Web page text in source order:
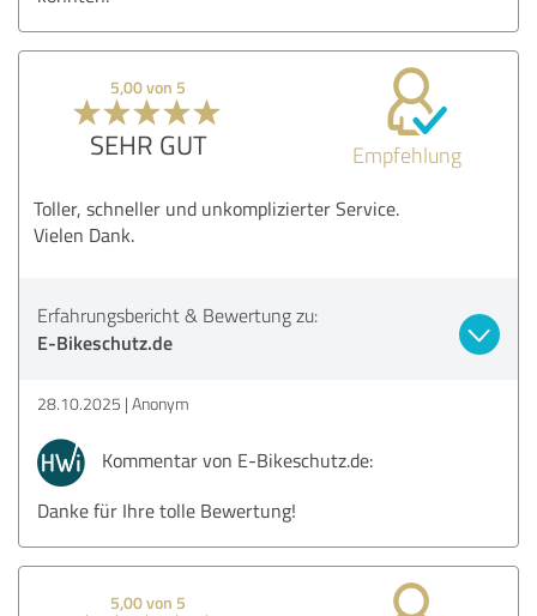
5,00 von 5
SEHR GUT Empfehlung
Toller, schneller und unkomplizierter Service.
Vielen Dank.
Erfahrungsbericht & Bewertung zu:
E-Bikeschutz.de
28.10.2025 Anonym
Kommentar von E-Bikeschutz.de:
Danke für Ihre tolle Bewertung!
5,00 von 5